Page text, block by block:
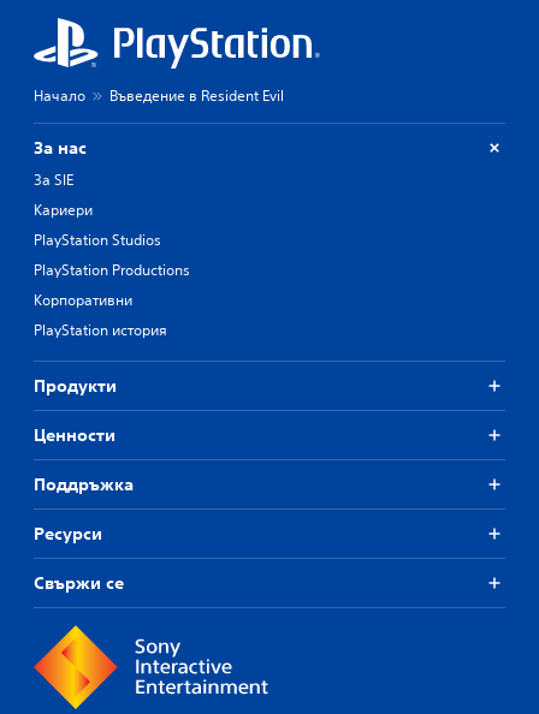
Начало Въведение в Resident Evil
За нас
За SIE
Кариери
PlayStation Studios
PlayStation Productions
Корпоративни
PlayStation история
Продукти
Ценности
Поддръжка
Ресурси
Свържи се